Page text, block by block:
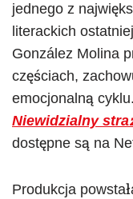
jednego z
literackich
González Molina
częściach,
emocjonalną
Niewidzialny
dostępne są na
Produkcja